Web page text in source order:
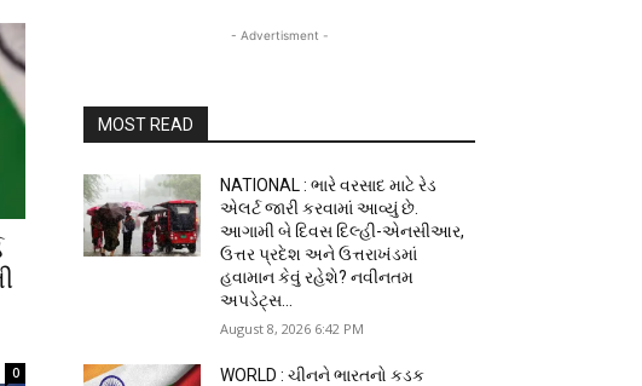
0
- Advertisment -
MOST READ
NATIONAL : ભારે વરસાદ માટે રેડ
એલર્ટ જારી કરવામાં આવ્યું છે.
આગામી બે દિવસ દિલ્હી-એનસીઆર,
ઉત્તર પ્રદેશ અને ઉત્તરાખંડમાં
હવામાન કેવું રહેશે? નવીનતમ
અપડેટ્સ...
August 8, 2026 6:42 PM
WORLD : ચીનને ભારતનો કડક